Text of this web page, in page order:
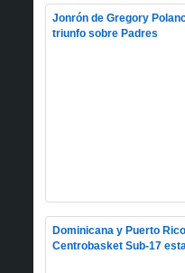
Jonrón de Gregory
triunfo sobre Padres
Dominicana y Puerto
Centrobasket Sub-17